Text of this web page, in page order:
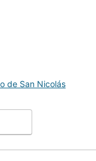
de San Nicolás